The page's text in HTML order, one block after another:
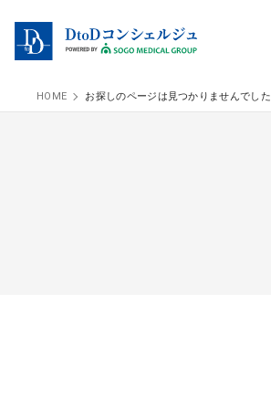
HOME お探しのページは見つかりませんでした